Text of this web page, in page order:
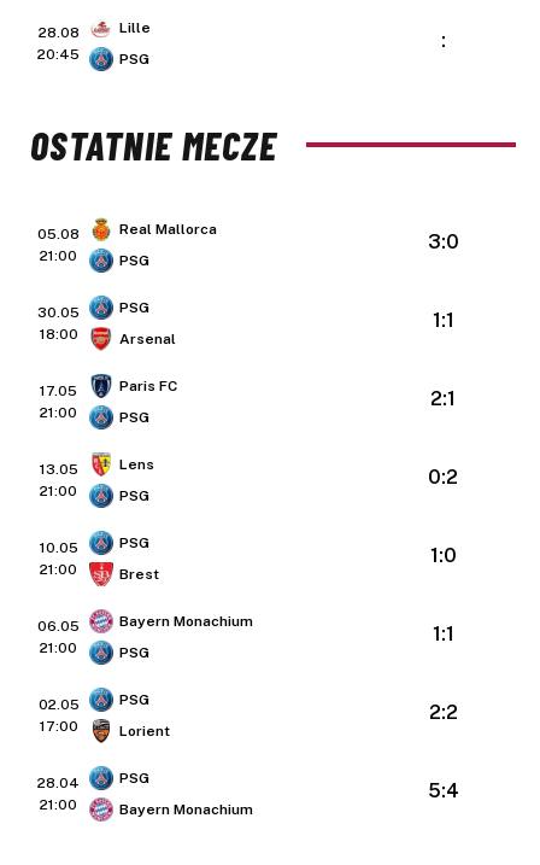
28.08
20:45
Lille
PSG
:
OSTATNIE MECZE
05.08
21:00
Real Mallorca
PSG
3:0
30.05
18:00
PSG
Arsenal
1:1
17.05
21:00
Paris FC
PSG
2:1
13.05
21:00
Lens
PSG
0:2
10.05
21:00
PSG
Brest
1:0
06.05
21:00
Bayern Monachium
PSG
1:1
02.05
17:00
PSG
Lorient
2:2
28.04
21:00
PSG
Bayern Monachium
5:4